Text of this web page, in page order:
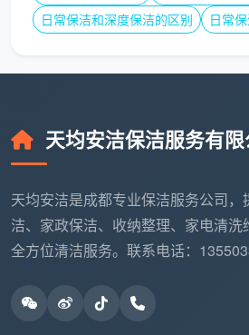
提出，保洁服务应做到“不同区域抹
准入户流程：
容端正
出示证件：主动向客户出具健
穿戴鞋套：在进入客户室内前穿
日常保洁和深度保洁的区别
日常
天均安洁保洁服务有
天均安洁是成都专业保洁服务公司
洁、家政保洁、收纳整理、家电清
全方位清洁服务。联系电话：